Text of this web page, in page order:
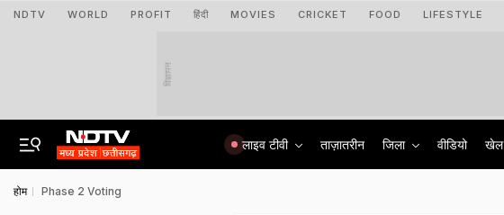
NDTV WORLD PROFIT हिंदी MOVIES CRICKET FOOD LIFESTYLE
विज्ञापन
लाइव टीवी ताज़ातरीन जिला वीडियो खेल
होम Phase 2 Voting